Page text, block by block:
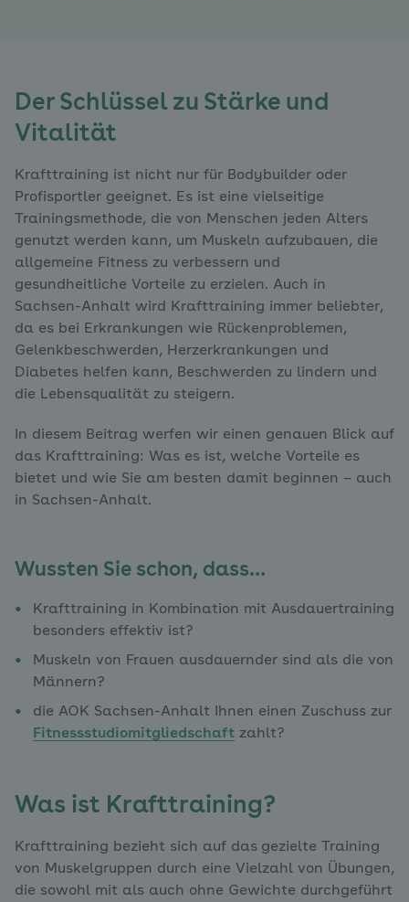
Der Schlüssel zu Stärke und
Vitalität
Krafttraining ist nicht nur für Bodybuilder oder
Profisportler geeignet. Es ist eine vielseitige
Trainingsmethode, die von Menschen jeden Alters
genutzt werden kann, um Muskeln aufzubauen, die
allgemeine Fitness zu verbessern und
gesundheitliche Vorteile zu erzielen. Auch in
Sachsen-Anhalt wird Krafttraining immer beliebter,
da es bei Erkrankungen wie Rückenproblemen,
Gelenkbeschwerden, Herzerkrankungen und
Diabetes helfen kann, Beschwerden zu lindern und
die Lebensqualität zu steigern.
In diesem Beitrag werfen wir einen genauen Blick auf
das Krafttraining: Was es ist, welche Vorteile es
bietet und wie Sie am besten damit beginnen – auch
in Sachsen-Anhalt.
Wussten Sie schon, dass…
Krafttraining in Kombination mit Ausdauertraining
besonders effektiv ist?
Muskeln von Frauen ausdauernder sind als die von
Männern?
die AOK Sachsen-Anhalt Ihnen einen Zuschuss zur
Fitnessstudiomitgliedschaft zahlt?
Was ist Krafttraining?
Krafttraining bezieht sich auf das gezielte Training
von Muskelgruppen durch eine Vielzahl von Übungen,
die sowohl mit als auch ohne Gewichte durchgeführt